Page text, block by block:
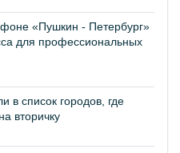
«Пушкин - Петербург»
для профессиональных
в список городов, где
вторичку